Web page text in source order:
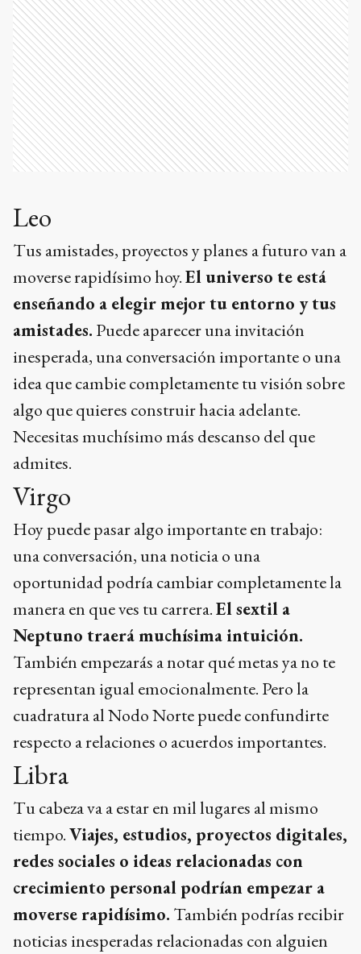
Leo
Tus amistades, proyectos y planes a futuro van a
moverse rapidísimo hoy.El universo te está
enseñando a elegir mejor tu entorno y tus
amistades.Puede aparecer una invitación
inesperada, una conversación importante o una
idea que cambie completamente tu visión sobre
algo que quieres construir hacia adelante.
Necesitas muchísimo más descanso del que
admites.
Virgo
Hoy puede pasar algo importante en trabajo:
una conversación, una noticia o una
oportunidad podría cambiar completamente la
manera en que ves tu carrera.El sextil a
Neptuno traerá muchísima intuición.
También empezarás a notar qué metas ya no te
representan igual emocionalmente. Pero la
cuadratura al Nodo Norte puede confundirte
respecto a relaciones o acuerdos importantes.
Libra
Tu cabeza va a estar en mil lugares al mismo
tiempo.Viajes, estudios, proyectos digitales,
redes sociales o ideas relacionadas con
crecimiento personal podrían empezar a
moverse rapidísimo. También podrías recibir
noticias inesperadas relacionadas con alguien